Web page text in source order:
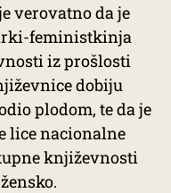
verovatno da je
feministkinja
iz prošlosti
dobiju
plodom, te da je
lice nacionalne
književnosti